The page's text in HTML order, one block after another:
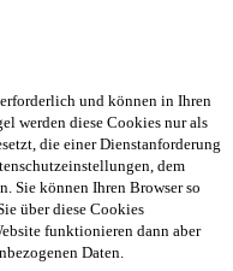
und können in Ihren
werden diese Cookies nur als
die einer Dienstanforderung
dem
Sie können Ihren Browser so
über diese Cookies
funktionieren dann aber
Daten.